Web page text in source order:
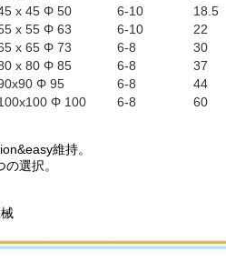
x 45 Φ 50 6-10
18.5
x 55 Φ 63 6-10
22
x 65 Φ 73 6-8
30
x 80 Φ 85 6-8
37
Φ 95 6-8
44
Φ 100 6-8 60
維持。
選択。